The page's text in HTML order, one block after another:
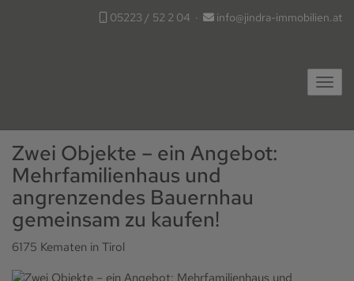
05223 / 52 2 04 · info@jindra-immobilien.at
Zwei Objekte – ein Angebot:
Mehrfamilienhaus und
angrenzendes Bauernhau
gemeinsam zu kaufen!
6175 Kematen in Tirol